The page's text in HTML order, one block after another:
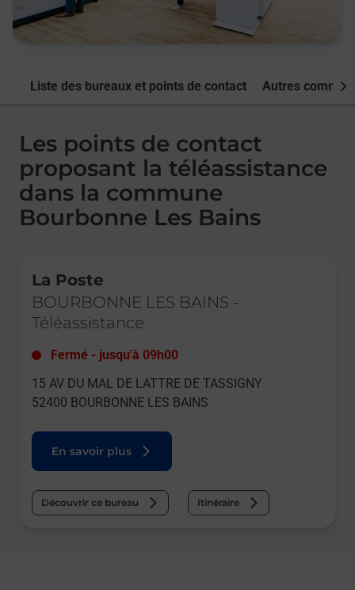
Liste des bureaux et points de contact Autres
Les points de contact
proposant la téléassistance
dans la commune
Bourbonne Les Bains
La Poste
BOURBONNE LES BAINS -
Téléassistance
Fermé - jusqu'à 09h00
15 AV DU MAL DE LATTRE DE TASSIGNY
52400 BOURBONNE LES BAINS
En savoir plus
Découvrir ce bureau Itinéraire